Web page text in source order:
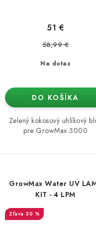
Na dotaz
51 €
58,99 €
DO KOŠÍKA
Zelený kokosový uhlíkový
pre GrowMax 3000
GrowMax Water UV
KIT - 4 LPM
30 %